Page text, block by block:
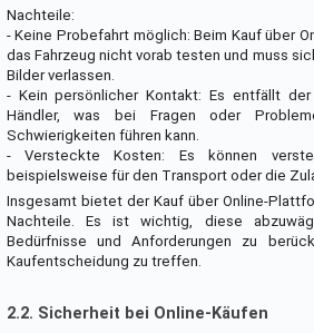
Nachteile:
- Keine Probefahrt möglich: Beim Kauf über
das Fahrzeug nicht vorab testen und muss
Bilder verlassen.
- Kein persönlicher Kontakt: Es entfällt
Händler, was bei Fragen oder
Schwierigkeiten führen kann.
- Versteckte Kosten: Es können
beispielsweise für den Transport oder die
Insgesamt bietet der Kauf über Online-
Nachteile. Es ist wichtig, diese
Bedürfnisse und Anforderungen zu
Kaufentscheidung zu treffen.
2.2. Sicherheit bei Online-Käufen